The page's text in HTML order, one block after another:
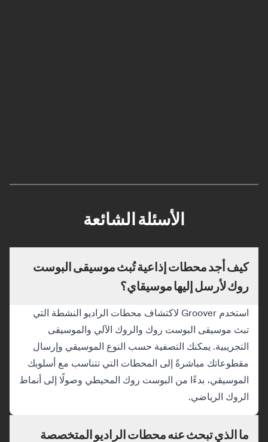
الأسئلة الشائعة
كيف أجد محطات إذاعية تُبث موسيقى البوست
روك لأرسل إليها موسيقاي؟
استخدم Groover لاكتشاف محطات الراديو النشطة التي
تبث موسيقى البوست روك والروك الآلي والموسيقى
التجريبية. يمكنك التصفية حسب النوع الموسيقي وإرسال
مقطوعاتك مباشرةً إلى المحطات التي تتناسب مع أسلوبك
الموسيقي، بدءًا من البوست روك المحيطي وصولًا إلى أنماط
الروك الرياضي.
ما الذي تبحث عنه محطات الراديو المتخصصة